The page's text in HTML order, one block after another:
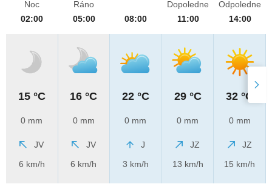
Noc
02:00
15 °C
0 mm
JV
6 km/h
Ráno
05:00
16 °C
0 mm
JV
6 km/h
08:00
22 °C
0 mm
J
3 km/h
Dopoledne
11:00
29 °C
0 mm
JZ
13 km/h
Odpoledne
14:00
32 °C
0 mm
JZ
15 km/h